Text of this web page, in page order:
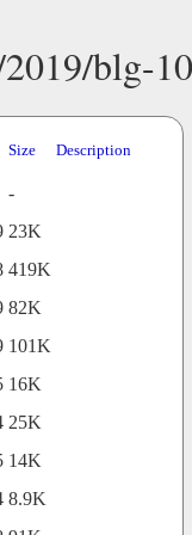
blg-
Size Description
-
23K
419K
82K
101K
16K
25K
14K
8.9K